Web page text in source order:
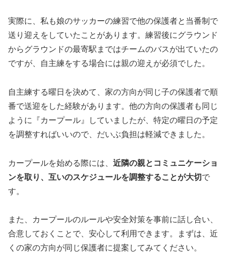
実際に、私も娘のサッカーの練習で他の保護者と当番制で
送り迎えをしていたことがあります。練習後にグラウンド
からグラウンドの最寄駅まではチームのバスが出ていたの
ですが、自主練をする場合には親の迎えが必須でした。
自主練する曜日を決めて、家の方向が同じ子の保護者で順
番で送迎をした経験があります。他の方向の保護者も同じ
ように『カープール』していましたが、特定の曜日の予定
を調整すればいいので、だいぶ負担は軽減できました。
カープールを始める際には、 近隣の親とコミュニケーショ
ンを取り、互いのスケジュールを調整することが大切 で
す。
また、カープールのルールや安全対策を事前に話し合い、
合意しておくことで、安心して利用できます。まずは、近
くの家の方向が同じ保護者に提案してみてください。